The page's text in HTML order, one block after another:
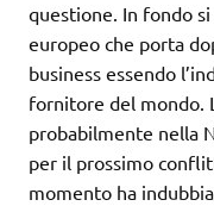
questione. In fondo
europeo che porta
business essendo
fornitore del mondo.
probabilmente nella
per il prossimo
momento ha